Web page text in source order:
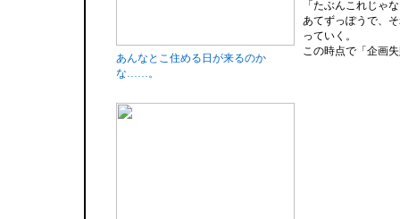
あんなとこ住める日が来るのか
な……。
「たぶんこれじゃ
あてずっぽうで、
っていく。
この時点で「企画